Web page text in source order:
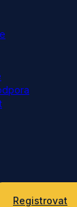
Registrovat